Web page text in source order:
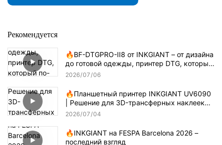
Рекомендуется
🔥BF-DTGPRO-II8 от INKGIANT – от дизайна
до готовой одежды, принтер DTG, который
по-настоящему понимает технологию
2026 07 06
🔥Планшетный принтер INKGIANT UV6090
| Решение для 3D-трансферных наклеек
методом капельного нанесения клея
2026 07 04
🔥INKGIANT на FESPA Barcelona 2026 –
последний взгляд